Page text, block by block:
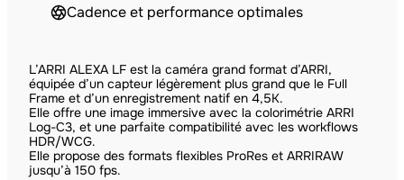
Cadence et performance optimales
L’ARRI ALEXA LF est la caméra grand format d’ARRI,
équipée d’un capteur légèrement plus grand que le Full
Frame et d’un enregistrement natif en 4,5K.
Elle offre une image immersive avec la colorimétrie ARRI
Log-C3, et une parfaite compatibilité avec les workflows
HDR/WCG.
Elle propose des formats flexibles ProRes et ARRIRAW
jusqu’à 150 fps.